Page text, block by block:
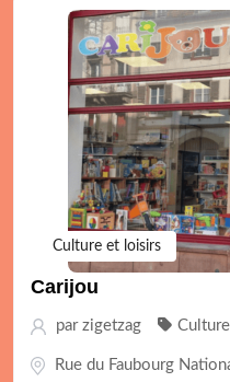
Culture et loisirs
Carijou
par zigetzag
Rue du Faubourg